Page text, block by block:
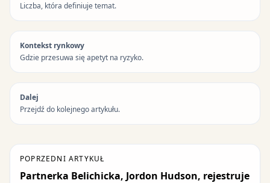
Liczba, która definiuje temat.
Kontekst rynkowy
Gdzie przesuwa się apetyt na ryzyko.
Dalej
Przejdź do kolejnego artykułu.
POPRZEDNI ARTYKUŁ
Partnerka Belichicka, Jordon Hudson, rejestruje